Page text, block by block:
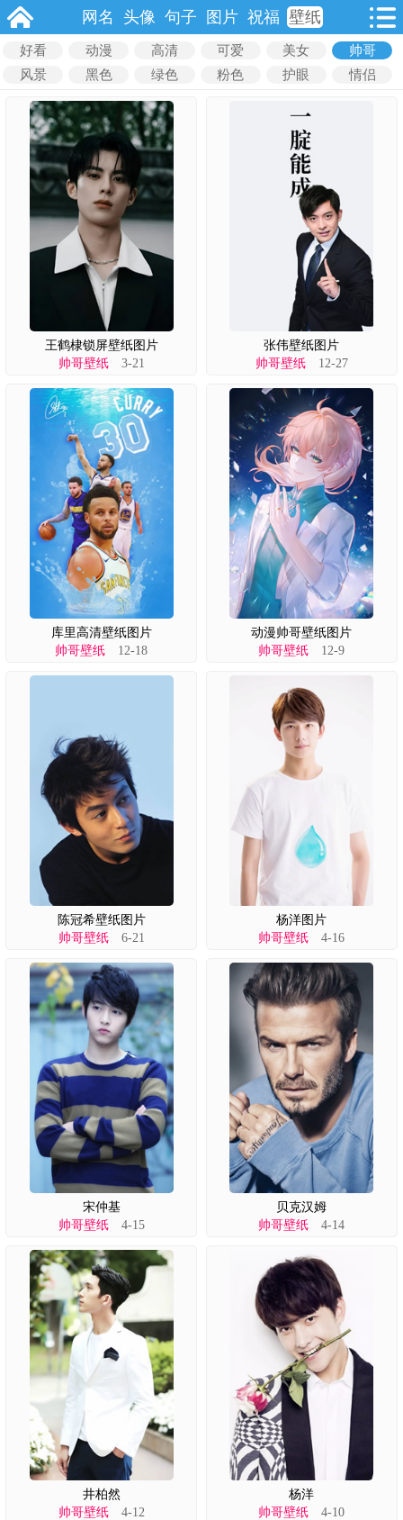
网名 头像 句子 图片 祝福 壁纸
好看 动漫 高清 可爱 美女
帅哥
风景
黑色 绿色 粉色 护眼 情侣
王鹤棣锁屏壁纸图片
帅哥壁纸3-21
张伟壁纸图片
帅哥壁纸12-27
库里高清壁纸图片
帅哥壁纸 12-18
动漫帅哥壁纸图片
帅哥壁纸 12-9
陈冠希壁纸图片
帅哥壁纸6-21
杨洋图片
帅哥壁纸 4-16
宋仲基
帅哥壁纸4-15
贝克汉姆
帅哥壁纸 4-14
井柏然
帅哥壁纸4-12
杨洋
帅哥壁纸 4-10